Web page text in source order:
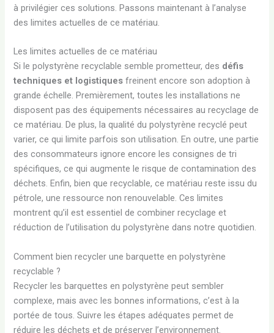
à privilégier ces solutions. Passons maintenant à l’analyse
des limites actuelles de ce matériau.
Les limites actuelles de ce matériau
Si le polystyrène recyclable semble prometteur, des défis
techniques et logistiques freinent encore son adoption à
grande échelle. Premièrement, toutes les installations ne
disposent pas des équipements nécessaires au recyclage de
ce matériau. De plus, la qualité du polystyrène recyclé peut
varier, ce qui limite parfois son utilisation. En outre, une partie
des consommateurs ignore encore les consignes de tri
spécifiques, ce qui augmente le risque de contamination des
déchets. Enfin, bien que recyclable, ce matériau reste issu du
pétrole, une ressource non renouvelable. Ces limites
montrent qu’il est essentiel de combiner recyclage et
réduction de l’utilisation du polystyrène dans notre quotidien.
Comment bien recycler une barquette en polystyrène
recyclable ?
Recycler les barquettes en polystyrène peut sembler
complexe, mais avec les bonnes informations, c’est à la
portée de tous. Suivre les étapes adéquates permet de
réduire les déchets et de préserver l’environnement.